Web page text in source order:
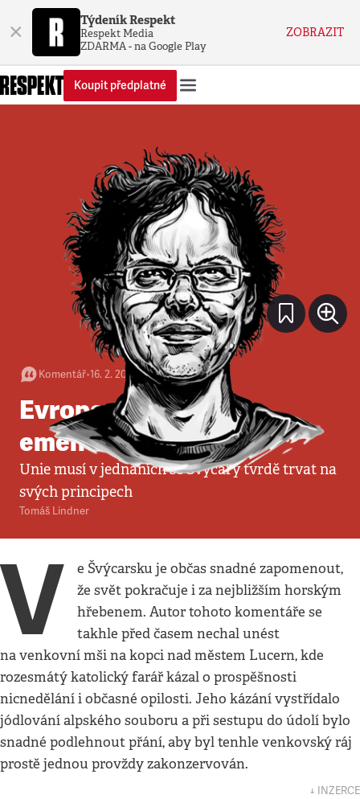
× Týdeník Respekt
Respekt Media
ZDARMA - na Google Play
ZOBRAZIT
Koupit předplatné
Komentář•16. 2. 2014 •4minuty
Evropa není žádný
ementál
Unie musí v jednáních se Švýcary tvrdě trvat na
svých principech
Tomáš Lindner
V
e Švýcarsku je občas snadné zapomenout,
že svět pokračuje i za nejbližším horským
hřebenem. Autor tohoto komentáře se
takhle před časem nechal unést
na venkovní mši na kopci nad městem Lucern, kde
rozesmátý katolický farář kázal o prospěšnosti
nicnedělání i občasné opilosti. Jeho kázání vystřídalo
jódlování alpského souboru a při sestupu do údolí bylo
snadné podlehnout přání, aby byl tenhle venkovský ráj
prostě jednou provždy zakonzervován.
↓ INZERCE